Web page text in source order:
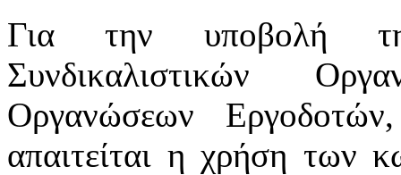
Για την υποβολή
Συνδικαλιστικών
Οργανώσεων
απαιτείται η χρήση των